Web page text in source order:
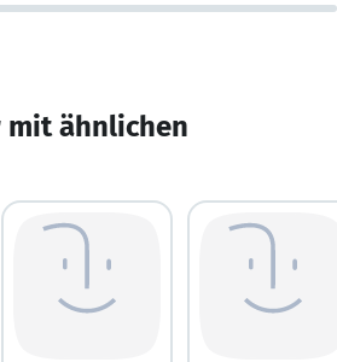
mit ähnlichen